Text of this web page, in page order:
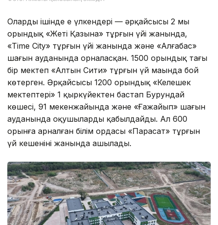
Олардың ішінде ең үлкендері — әрқайсысы 2 мың
орындық «Жеті Қазына» тұрғын үйі жанында,
«Time City» тұрғын үйі жанында және «Алғабас»
шағын ауданында орналасқан. 1500 орындық тағы
бір мектеп «Алтын Сити» тұрғын үй маңында бой
көтерген. Әрқайсысы 1200 орындық «Келешек
мектептері» 1 қыркүйектен бастап Бурундай
көшесі, 91 мекенжайында және «Ғажайып» шағын
ауданында оқушыларды қабылдайды. Ал 600
орынға арналған білім ордасы «Парасат» тұрғын
үй кешенінің жанында ашылады.